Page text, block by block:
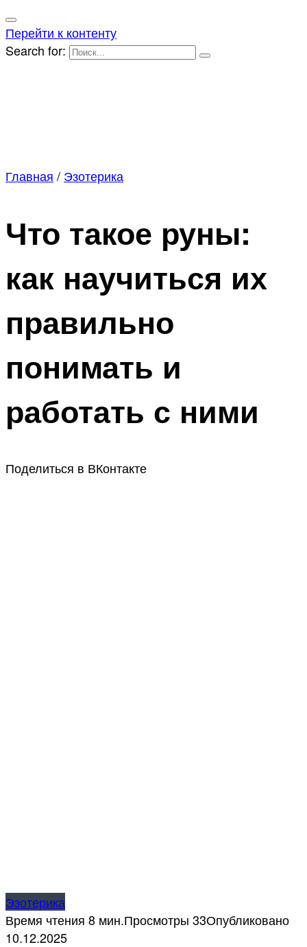
Перейти к контенту
Search for:
Главная / Эзотерика
Что такое руны:
как научиться их
правильно
понимать и
работать с ними
Поделиться в ВКонтакте
Эзотерика
Время чтения 8 мин.Просмотры 33Опубликовано
10.12.2025